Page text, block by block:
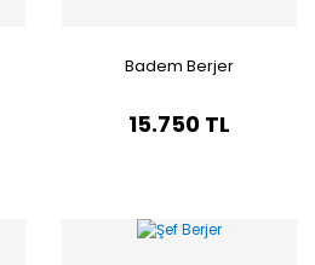
Badem Berjer
15.750 TL